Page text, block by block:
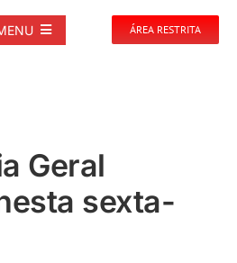
ÁREA RESTRITA
Geral
sexta-